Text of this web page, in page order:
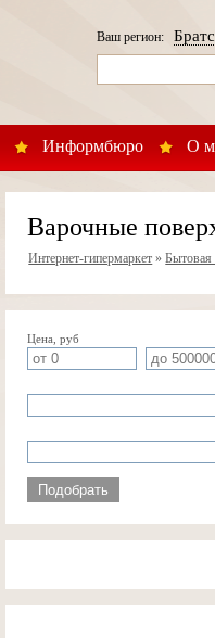
Информбюро О
Ваш регион:
Варочные
Интернет-гипермаркет »Бытовая
Цена, руб
Подобрать